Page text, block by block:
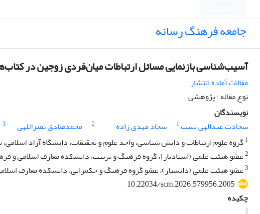
جامعه فرهنگ رسانه
آسیب‌شناسی بازنمایی مسائل ارتباطات میان‌فردی زوجین در
مقالات آماده انتشار
نوع مقاله : پژوهشی
نویسندگان
سجادت عبدالهی نسب1 سجاد مهدی زاده 2 محمدصادق نصراللهی
3
1گروه علوم ارتباطات و دانش شناسی، واحد علوم و تحقیقات، دانشگاه آزاد اسلامی،
2عضو هیئت علمی (استادیار)، گروه فرهنگ و تربیت، دانشکده معارف اسلامی و
3عضو هیئت علمی (دانشیار)، عضو گروه فرهنگ و حکمرانی، دانشکده معارف
10.22034/scm.2026.579956.2005
چکیده